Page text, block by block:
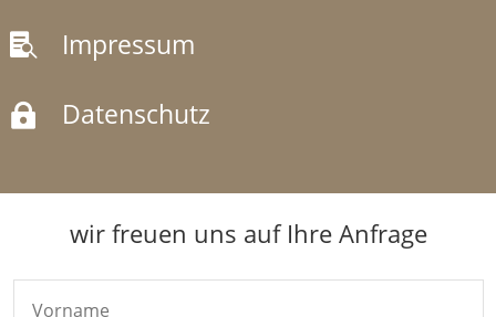
 Impressum
 Datenschutz
wir freuen uns auf Ihre Anfrage